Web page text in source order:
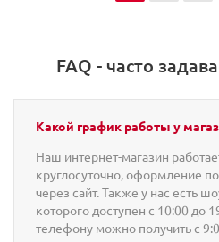
FAQ - часто
Какой график работы у
Наш интернет-магазин
круглосуточно, оформление
через сайт. Также у нас есть
которого доступен с 10:00 до
телефону можно получить с